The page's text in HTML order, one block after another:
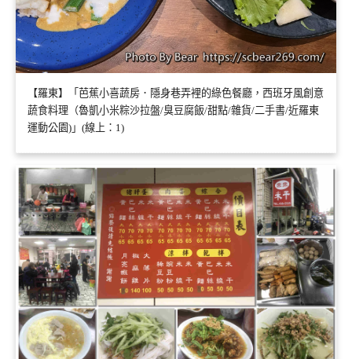
【羅東】「芭蕉小喜蔬房．隱身巷弄裡的綠色餐廳，西班牙風創意
蔬食料理（魯凱小米粽沙拉盤/臭豆腐飯/甜點/雜貨/二手書/近羅東
運動公園)」(線上：1)